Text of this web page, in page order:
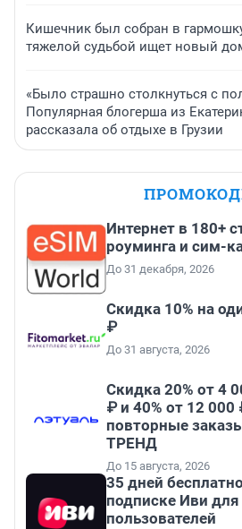
Кишечник был собран в
тяжелой судьбой ищет новый
«Было страшно столкнуться с
Популярная блогерша из
рассказала об отдыхе в Грузии
Интернет в 180+
роуминга и сим-
До 31 декабря, 2026
Скидка 10% на
₽
До 31 августа, 2026
Скидка 20% от 4
₽ и 40% от 12
повторные
ТРЕНД
До 15 августа, 2026
35 дней
подписке Иви
пользователей